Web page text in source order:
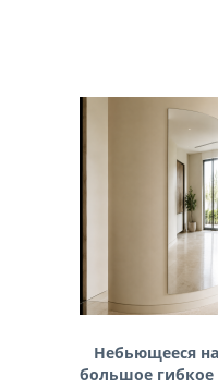
Небьющееся
большое гибкое